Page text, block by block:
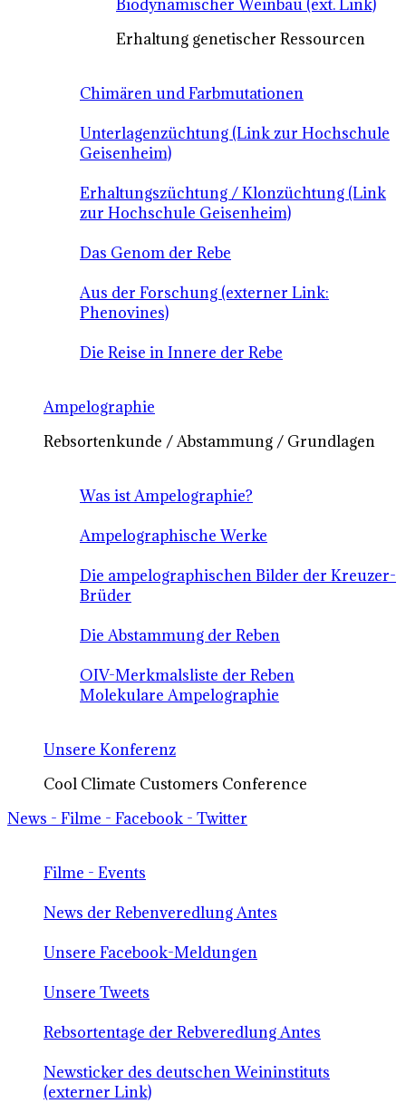
Biodynamischer Weinbau (ext. Link)
Erhaltung genetischer Ressourcen
Chimären und Farbmutationen
Unterlagenzüchtung (Link zur Hochschule
Geisenheim)
Erhaltungszüchtung / Klonzüchtung (Link
zur Hochschule Geisenheim)
Das Genom der Rebe
Aus der Forschung (externer Link:
Phenovines)
Die Reise in Innere der Rebe
Ampelographie
Rebsortenkunde / Abstammung / Grundlagen
Was ist Ampelographie?
Ampelographische Werke
Die ampelographischen Bilder der Kreuzer-
Brüder
Die Abstammung der Reben
OIV-Merkmalsliste der Reben
Molekulare Ampelographie
Unsere Konferenz
Cool Climate Customers Conference
News - Filme - Facebook - Twitter
Filme - Events
News der Rebenveredlung Antes
Unsere Facebook-Meldungen
Unsere Tweets
Rebsortentage der Rebveredlung Antes
Newsticker des deutschen Weininstituts
(externer Link)